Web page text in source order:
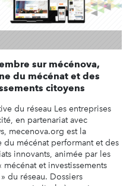
sur mécénova,
du mécénat et des
citoyens
du réseau Les entreprises
en partenariat avec
mecenova.org est la
du mécénat performant et des
innovants, animée par les
mécénat et investissements
du réseau. Dossiers